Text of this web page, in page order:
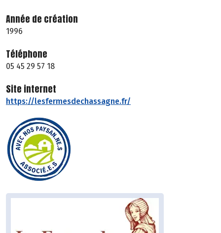
Année de création
1996
Téléphone
05 45 29 57 18
Site internet
https://lesfermesdechassagne.fr/